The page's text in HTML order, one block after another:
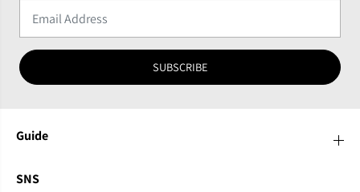
SUBSCRIBE
Guide
SNS